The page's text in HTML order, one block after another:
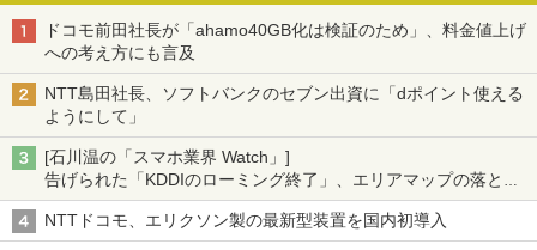
ドコモ前田社長が「ahamo40GB化は検証のため」、料金値上げ
への考え方にも言及
NTT島田社長、ソフトバンクのセブン出資に「dポイント使える
ようにして」
[石川温の「スマホ業界 Watch」]
告げられた「KDDIのローミング終了」、エリアマップの落とし
穴と楽天モバイルの課題
NTTドコモ、エリクソン製の最新型装置を国内初導入